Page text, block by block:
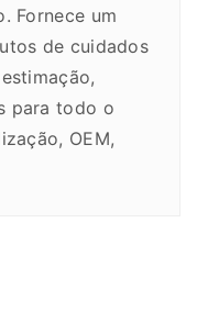
Fornece um
de cuidados
para todo o
OEM,